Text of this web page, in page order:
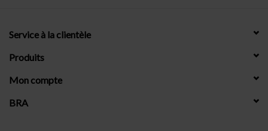
Service à la clientèle
Produits
Mon compte
BRA